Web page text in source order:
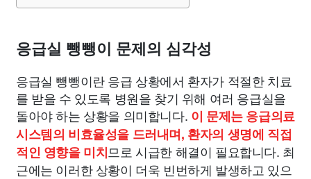
응급실 뺑뺑이 문제의 심각성
응급실 뺑뺑이란 응급 상황에서 환자가 적절한 치료
를 받을 수 있도록 병원을 찾기 위해 여러 응급실을
돌아야 하는 상황을 의미합니다. 이 문제는 응급의료
시스템의 비효율성을 드러내며, 환자의 생명에 직접
적인 영향을 미치므로 시급한 해결이 필요합니다. 최
근에는 이러한 상황이 더욱 빈번하게 발생하고 있으